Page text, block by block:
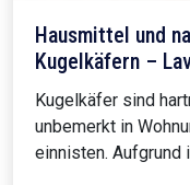
Hausmittel und
Kugelkäfern –
Kugelkäfer sind
unbemerkt in
einnisten. Aufgrund